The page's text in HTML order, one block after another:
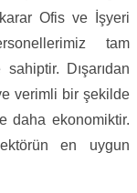
Ofis ve İşyeri
tam
Dışarıdan
verimli bir şekilde
daha ekonomiktir.
en uygun